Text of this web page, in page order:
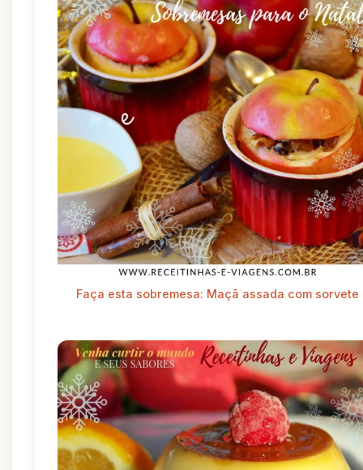
Faça esta sobremesa: Maçã assada com sorvete